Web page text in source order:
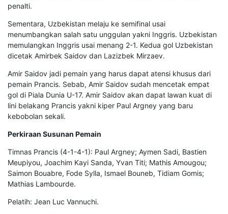
penalti.
Sementara, Uzbekistan melaju ke semifinal usai
menumbangkan salah satu unggulan yakni Inggris. Uzbekistan
memulangkan Inggris usai menang 2-1. Kedua gol Uzbekistan
dicetak Amirbek Saidov dan Lazizbek Mirzaev.
Amir Saidov jadi pemain yang harus dapat atensi khusus dari
pemain Prancis. Sebab, Amir Saidov sudah mencetak empat
gol di Piala Dunia U-17. Amir Saidov akan dapat lawan kuat di
lini belakang Prancis yakni kiper Paul Argney yang baru
kebobolan sekali.
Perkiraan Susunan Pemain
Timnas Prancis (4-1-4-1): Paul Argney; Aymen Sadi, Bastien
Meupiyou, Joachim Kayi Sanda, Yvan Titi; Mathis Amougou;
Saimon Bouabre, Fode Sylla, Ismael Bouneb, Tidiam Gomis;
Mathias Lambourde.
Pelatih: Jean Luc Vannuchi.